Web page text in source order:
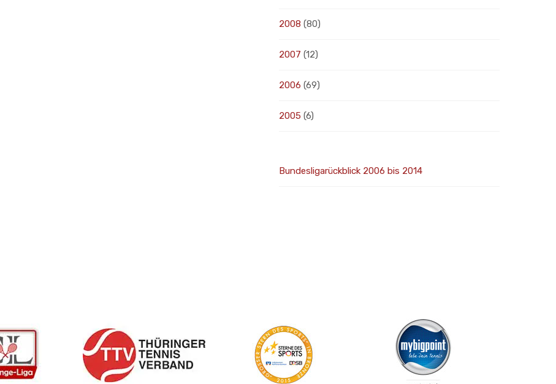
2008 (80)
2007 (12)
2006 (69)
2005 (6)
Bundesligarückblick 2006 bis 2014